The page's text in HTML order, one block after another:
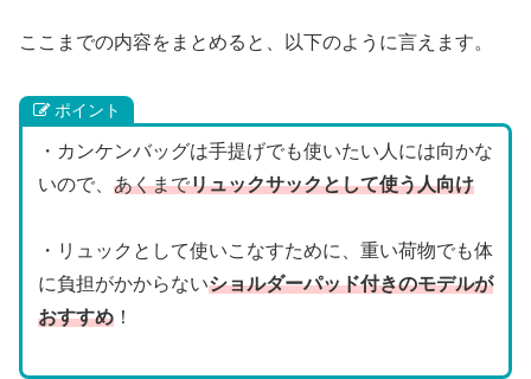
ここまでの内容をまとめると、以下のように言えます。
ポイント
・カンケンバッグは手提げでも使いたい人には向かな
いので、 あくまでリュックサックとして使う人向け
・リュックとして使いこなすために、重い荷物でも体
に負担がかからないショルダーパッド付きのモデルが
おすすめ！